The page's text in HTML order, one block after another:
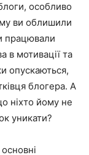
особливо
ви облишили
працювали
в мотивації та
опускаються,
блогера. А
ніхто йому не
уникати?